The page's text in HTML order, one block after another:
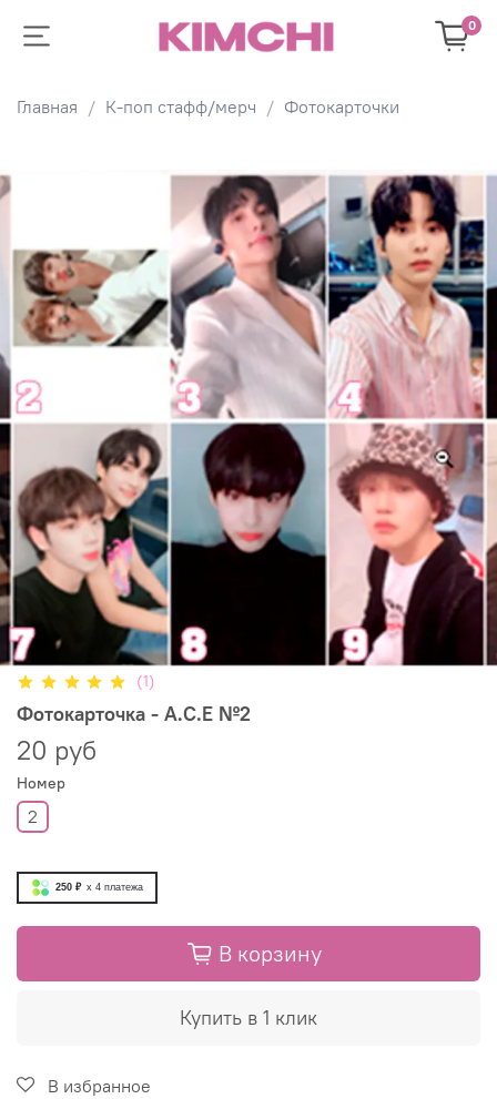
0
Главная К-поп стафф/мерч Фотокарточки
(1)
Фотокарточка - A.C.E №2
20 руб
Номер
2
250 ₽ x 4 платежа
В корзину
Купить в 1 клик
В избранное